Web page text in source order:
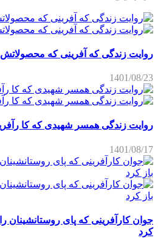
روایت زندگی که آفرینی که
1401/08/23
روایت زندگی همسر شهیدی که کا
1401/08/17
جوان کارآفرینی که پای روستانشینان
کرد